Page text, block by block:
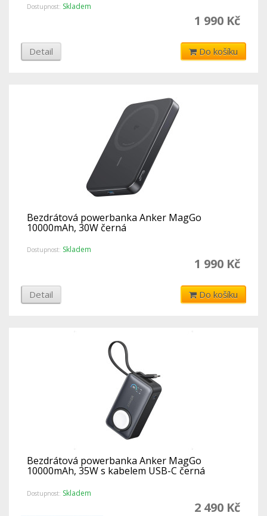
Dostupnost: Skladem
1 990 Kč
Detail Do košíku
Bezdrátová powerbanka Anker MagGo
10000mAh, 30W černá
Dostupnost: Skladem
1 990 Kč
Detail Do košíku
Bezdrátová powerbanka Anker MagGo
10000mAh, 35W s kabelem USB-C černá
Dostupnost: Skladem
2 490 Kč